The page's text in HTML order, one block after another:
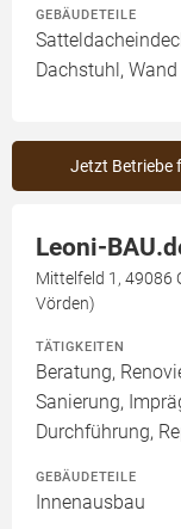
GEBÄUDETEILE
Dachstuhl,
Jetzt Betriebe
Leoni-
Mittelfeld 1, 49086
Vörden)
TÄTIGKEITEN
Beratung,
Sanierung,
Durchführung,
GEBÄUDETEILE
Innenausbau